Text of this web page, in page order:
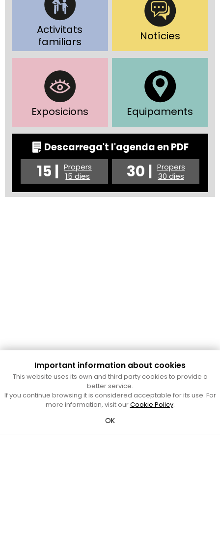
Activitats
familiars
Notícies
Exposicions Equipaments
Descarrega't l'agenda en PDF
15 | Propers
15 dies
30 | Propers
30 dies
Cultura Mataró
Ajuntament de Mataró
C. de Sant Josep, 9 (Mataró, 08302)
Horari d'obertura: dilluns, dimecres i divendres de 10 a 13 h.
al telèfon al 93 758 23 61
Bústia ciutadana
Important information about cookies
This website uses its own and third party cookies to provide a
better service.
If you continue browsing it is considered acceptable for its use. For
more information, visit ourCookie Policy.
OK